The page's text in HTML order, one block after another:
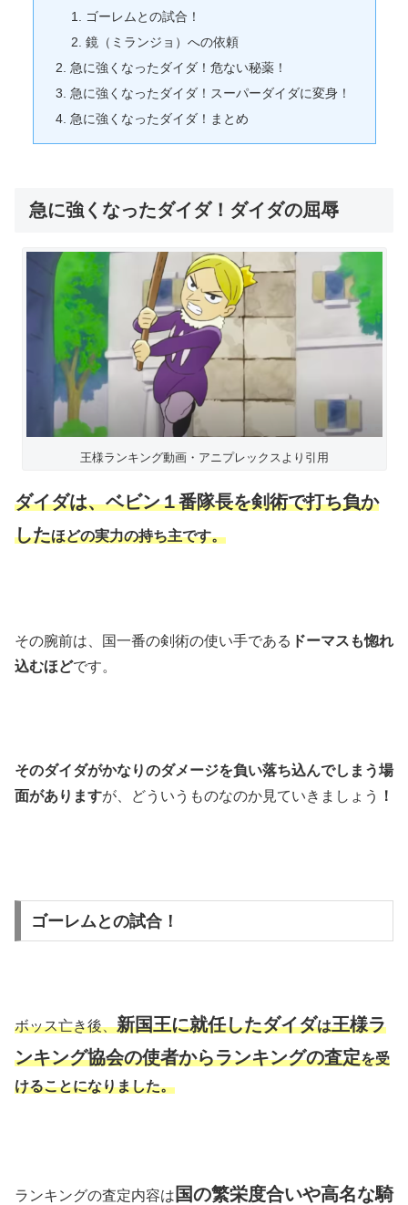
ゴーレムとの試合！
鏡（ミランジョ）への依頼
急に強くなったダイダ！危ない秘薬！
急に強くなったダイダ！スーパーダイダに変身！
急に強くなったダイダ！まとめ
急に強くなったダイダ！ダイダの屈辱
王様ランキング動画・アニプレックスより引用
ダイダは、ベビン１番隊長を剣術で打ち負か
したほどの実力の持ち主です。
その腕前は、国一番の剣術の使い手である ドーマスも惚れ
込むほどです。
そのダイダがかなりのダメージを負い落ち込んでしまう場
面がありますが、どういうものなのか見ていきましょう ！
ゴーレムとの試合！
ボッス亡き後、新国王に就任したダイダは王様ラ
ンキング協会の使者からランキングの査定を受
けることになりました。
ランキングの査定内容は 国の繁栄度合いや高名な騎